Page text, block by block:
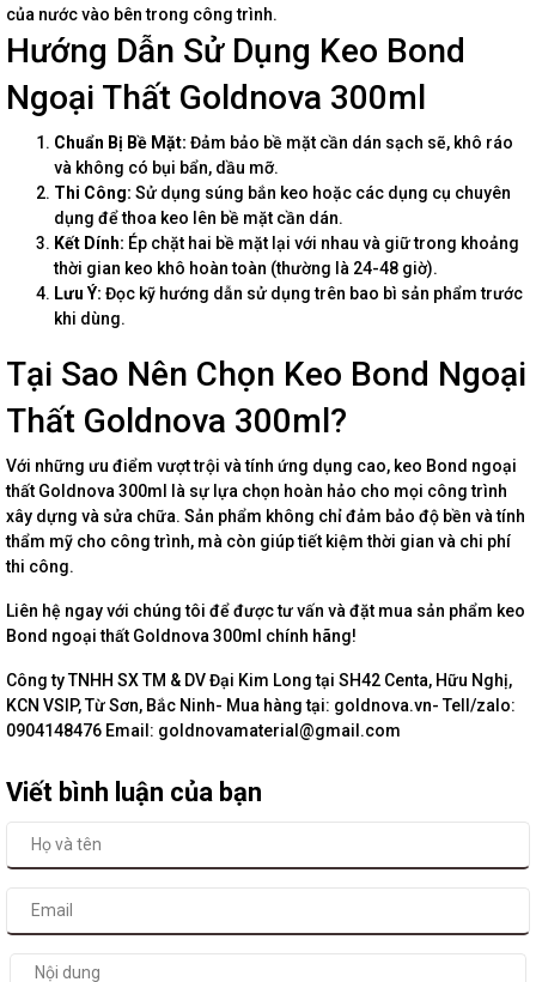
của nước vào bên trong công trình.
Hướng Dẫn Sử Dụng Keo Bond
Ngoại Thất Goldnova 300ml
Chuẩn Bị Bề Mặt: Đảm bảo bề mặt cần dán sạch sẽ, khô ráo
và không có bụi bẩn, dầu mỡ.
Thi Công: Sử dụng súng bắn keo hoặc các dụng cụ chuyên
dụng để thoa keo lên bề mặt cần dán.
Kết Dính: Ép chặt hai bề mặt lại với nhau và giữ trong khoảng
thời gian keo khô hoàn toàn (thường là 24-48 giờ).
Lưu Ý: Đọc kỹ hướng dẫn sử dụng trên bao bì sản phẩm trước
khi dùng.
Tại Sao Nên Chọn Keo Bond Ngoại
Thất Goldnova 300ml?
Với những ưu điểm vượt trội và tính ứng dụng cao, keo Bond ngoại
thất Goldnova 300ml là sự lựa chọn hoàn hảo cho mọi công trình
xây dựng và sửa chữa. Sản phẩm không chỉ đảm bảo độ bền và tính
thẩm mỹ cho công trình, mà còn giúp tiết kiệm thời gian và chi phí
thi công.
Liên hệ ngay với chúng tôi để được tư vấn và đặt mua sản phẩm keo
Bond ngoại thất Goldnova 300ml chính hãng!
Công ty TNHH SX TM & DV Đại Kim Long tại SH42 Centa, Hữu Nghị,
KCN VSIP, Từ Sơn, Bắc Ninh- Mua hàng tại: goldnova.vn- Tell/zalo:
0904148476 Email: goldnovamaterial@gmail.com
Viết bình luận của bạn